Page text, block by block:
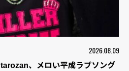
2026.08.09
tarozan、メロい平成ラブソング